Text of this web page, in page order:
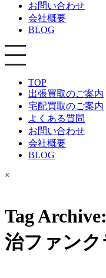
お問い合わせ
会社概要
BLOG
TOP
出張買取のご案内
宅配買取のご案内
よくある質問
お問い合わせ
会社概要
BLOG
×
Tag
治ファン